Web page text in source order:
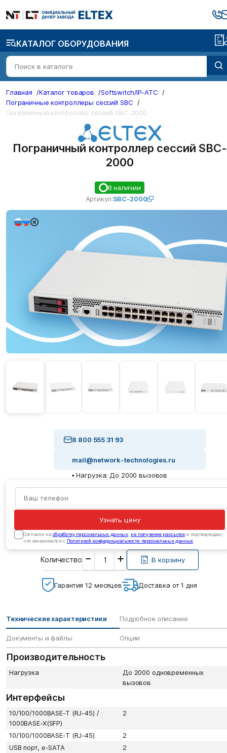
КАТАЛОГ ОБОРУДОВАНИЯ
Главная /Каталог товаров /Softswitch/IP-ATC
/
Пограничные контроллеры сессий SBC
/
Пограничный контроллер сессий SBC-2000
Пограничный контроллер сессий SBC-
2000
В наличии
Артикул:SBC-2000
8 800 555 31 93
mail@network-technologies.ru
• Нагрузка: До 2000 вызовов
Узнать цену
Cогласен на обработку персональных данных, на получение рассылоки подтверждаю,
что ознакомился с Политикой конфиденциальности персональных данных
Количество
Введите
необходимое
количество
В корзину
Гарантия 12 месяцев Доставка от 1 дня
Технические характеристики Подробное описание
Документы и файлы Опции
Производительность
Нагрузка
До 2000 одновременных
вызовов
Интерфейсы
10/100/1000BASE-T (RJ-45) /
1000BASE-X(SFP)
2
10/100/1000BASE-T (RJ-45)
2
USB порт, e-SATA
2